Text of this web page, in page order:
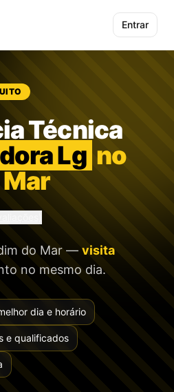
Entrar
Técnica
Lg no
do Mar — visita
no mesmo dia.
dia e horário
e qualificados